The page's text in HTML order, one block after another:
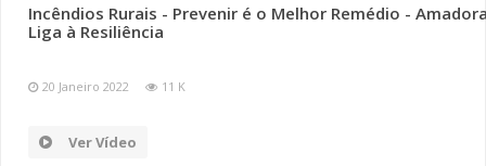
Incêndios Rurais - Prevenir é o Melhor Remédio -
Liga à Resiliência
20 Janeiro 2022 11 K
Ver Vídeo